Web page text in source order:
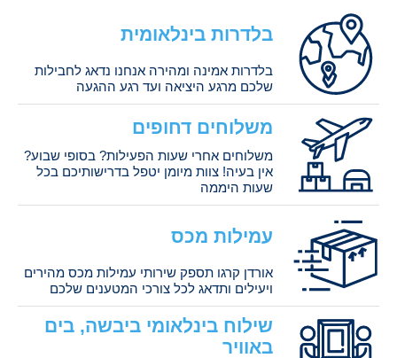
בלדרות בינלאומית
בלדרות אמינה ומהירה אנחנו נדאג לחבילות
שלכם מרגע היציאה ועד רגע ההגעה
משלוחים דחופים
משלוחים אחרי שעות הפעילות? בסופי שבוע?
אין בעיה! צוות מיומן יטפל בדרישותיכם בכל
שעות היממה
עמילות מכס
אורדן קרגו תספק שירותי עמילות מכס מהירים
ויעילים ותדאג לכל צורכי המטענים שלכם
שילוח בינלאומי ביבשה, בים
באוויר